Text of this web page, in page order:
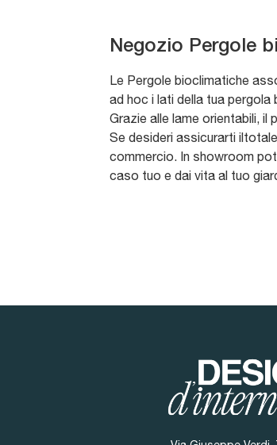
Negozio Pergole
Le Pergole bioclimatiche
ad hoc i lati della tua
Grazie alle lame orientabili,
Se desideri assicurarti
commercio. In showroom
caso tuo e dai vita al tuo